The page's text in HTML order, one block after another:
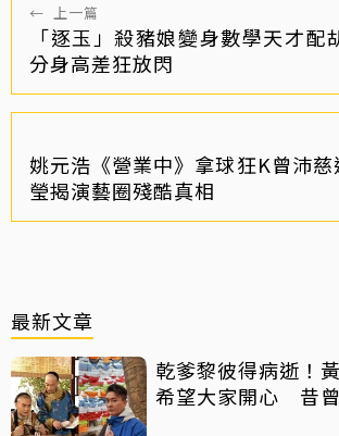
← 上一篇
「逐玉」殺豬娘變身數學天才配
分身高差狂放閃
姚元浩《營業中》拿球狂K曾沛
瑩揭演藝圈殘酷真相
最新文章
乾爹黎彼得病逝！
希望大家開心 昔